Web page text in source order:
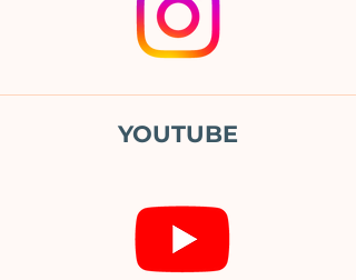
YOUTUBE